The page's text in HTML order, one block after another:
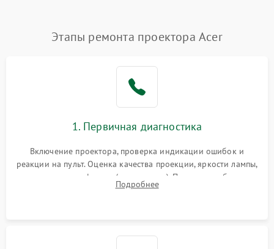
Нестабильная яркость или
контраст
4000 ₽ Подробнее →
Неравномерная подсветка
автоматическая коррекция
трапеции (Keystone)
Проблемы с
масштабированием
Подробнее →
Этапы ремонта проектора Acer
1. Первичная диагностика
Включение проектора, проверка индикации ошибок и
реакции на пульт. Оценка качества проекции, яркости лампы,
наличия артефактов (точки, пятна). Проверка работы
системы охлаждения по уровню шума вентиляторов.
Подробнее